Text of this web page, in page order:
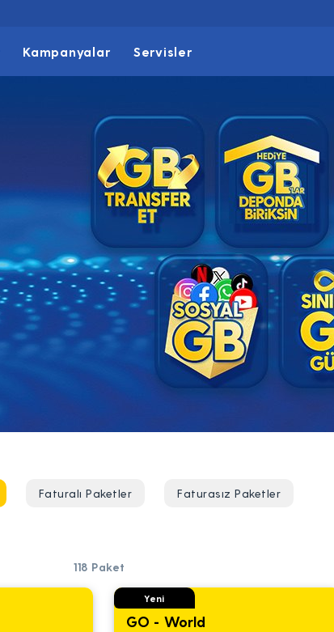
Kampanyalar Servisler
Faturalı Paketler Faturasız Paketler
118 Paket
Yeni
GO - World